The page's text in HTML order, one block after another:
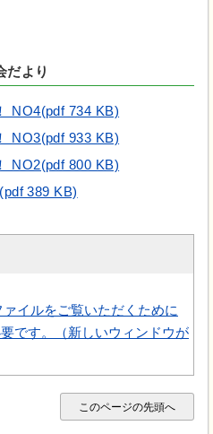
だより
NO4(pdf 734 KB)
NO3(pdf 933 KB)
NO2(pdf 800 KB)
389 KB)
ァイルをご覧いただくために
です。（新しいウィンドウが
このページの先頭へ